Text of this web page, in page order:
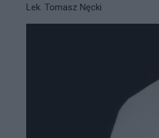
Lek. Tomasz Nęcki